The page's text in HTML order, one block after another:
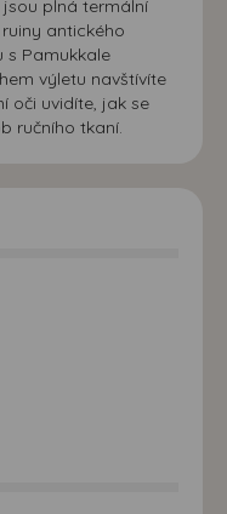
plná termální
antického
s Pamukkale
výletu navštívíte
oči uvidíte, jak se
ručního tkaní.